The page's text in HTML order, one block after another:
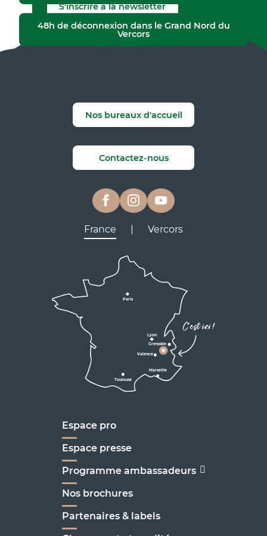
48h de déconnexion dans le Grand Nord du
Vercors
S'inscrire à la newsletter
Nos bureaux d'accueil
Contactez-nous
France Vercors
C'est ici !
Paris
Toulouse
Marseille
Lyon
Valence
Grenoble
D1075
D531
Valence
Lyon
Marseille
Espace pro
Espace presse
Programme ambassadeurs
Nos brochures
Partenaires & labels